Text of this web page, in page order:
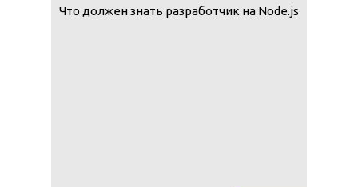
Что должен знать разработчик на Node.js